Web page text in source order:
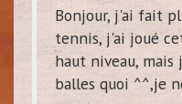
Bonjour, j'ai fait
tennis, j'ai joué
haut niveau, mais
balles quoi ^^,je